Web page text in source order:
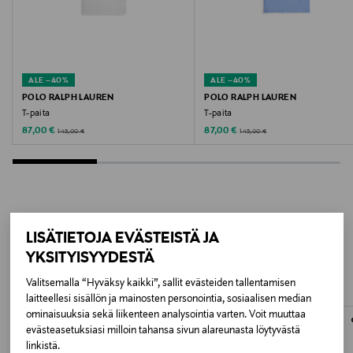
LISÄTIETOJA EVÄSTEISTÄ JA
YKSITYISYYDESTÄ
Valitsemalla “Hyväksy kaikki”, sallit evästeiden tallentamisen
laitteellesi sisällön ja mainosten personointia, sosiaalisen median
ominaisuuksia sekä liikenteen analysointia varten. Voit muuttaa
evästeasetuksiasi milloin tahansa sivun alareunasta löytyvästä
linkistä.
Frenn Helsinki Oy
Valmistajan osoite
Digitaalinen osoite
info@frenn.fi
Avainsanat
FRENN HELSINKI, t-paita, lyhythihainen paita,
trikoopaita, arkipaita, peruspaita, teepaita
ALE –40%
POLO RALPH LAUREN
T-paita
Discounted Price
87,00 € Original Price
145,00 €
ALE –40%
POLO RALPH LAUREN
T-paita
Discounted Price
87,00 € Original Price
145,00 €
LISÄÄ KIINNOSTAVIA
TUOTTEITA